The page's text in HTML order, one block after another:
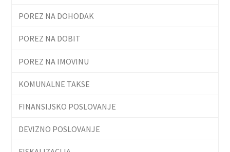
POREZ NA DOHODAK
POREZ NA DOBIT
POREZ NA IMOVINU
KOMUNALNE TAKSE
FINANSIJSKO POSLOVANJE
DEVIZNO POSLOVANJE